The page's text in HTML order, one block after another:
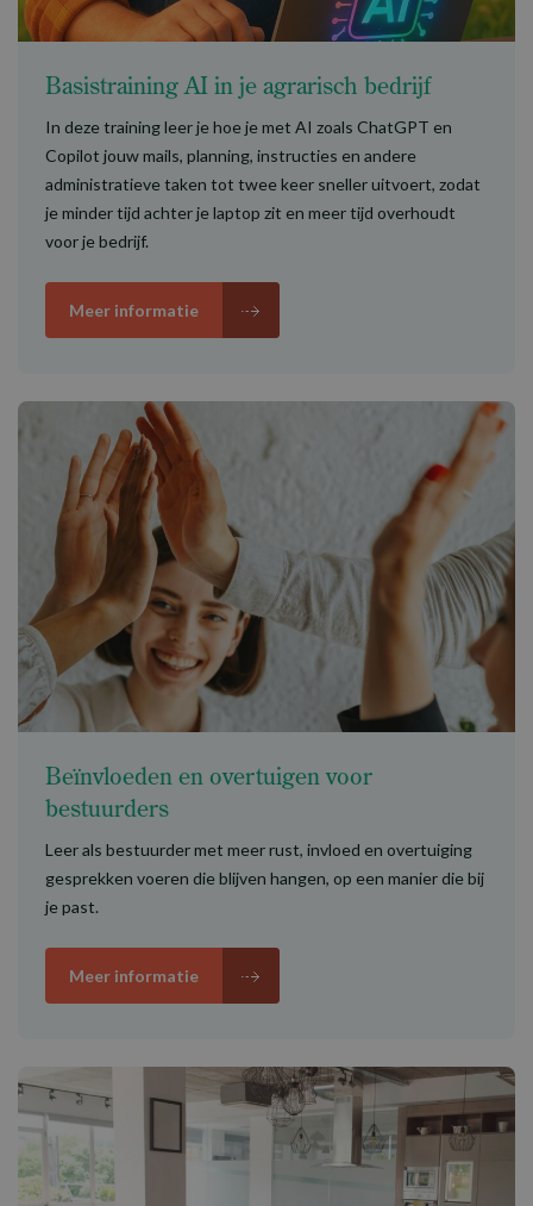
Basistraining AI in je agrarisch bedrijf
In deze training leer je hoe je met AI zoals ChatGPT en
Copilot jouw mails, planning, instructies en andere
administratieve taken tot twee keer sneller uitvoert, zodat
je minder tijd achter je laptop zit en meer tijd overhoudt
voor je bedrijf.
Meer informatie
Beïnvloeden en overtuigen voor
bestuurders
Leer als bestuurder met meer rust, invloed en overtuiging
gesprekken voeren die blijven hangen, op een manier die bij
je past.
Meer informatie